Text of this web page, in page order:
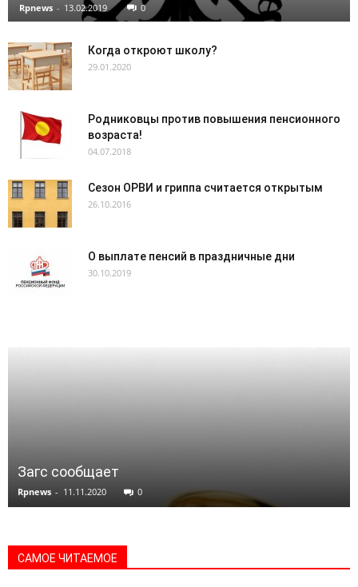
Rpnews - 13.02.2019 0
Когда откроют школу?
29.01.2020
Родниковцы против повышения пенсионного
возраста!
04.07.2018
Сезон ОРВИ и гриппа считается открытым
26.10.2016
О выплате пенсий в праздничные дни
30.10.2019
Загс сообщает
Rpnews - 11.11.2020 0
САМОЕ ЧИТАЕМОЕ